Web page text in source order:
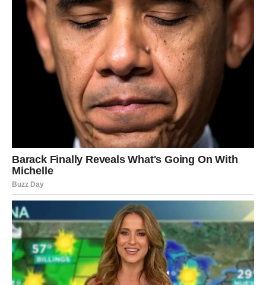
bile povređene. U narednom periodu dolazi balans, ali ne
kroz ćutanje, već kroz iskrenost.
Može doći do izvinjenja, do povratka nekoga ko je shvatio
grešku, ali i do odluke da se prekine odnos koji nije imao
Razrešenje za Vagu znači: biram sebe bez osećaja
Škorpija – Kraj tajni
Škorpije su osećale da nešto nije jasno. Intuicija te nije
varala. U narednom periodu istina izlazi na videlo.
To može biti priznanje emocija, razotkrivanje nečega što
je bilo skriveno ili konačno zatvaranje odnosa koji je bio
pun sumnji.